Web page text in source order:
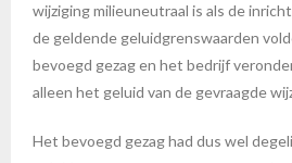
wijziging milieuneutraal is als de
de geldende geluidgrenswaarden
bevoegd gezag en het bedrijf
alleen het geluid van de gevraagde
Het bevoegd gezag had dus wel